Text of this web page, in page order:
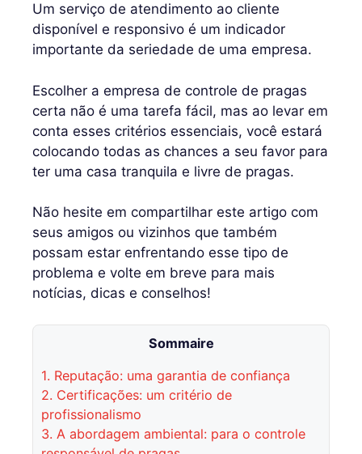
Um serviço de atendimento ao cliente
disponível e responsivo é um indicador
importante da seriedade de uma empresa.
Escolher a empresa de controle de pragas
certa não é uma tarefa fácil, mas ao levar em
conta esses critérios essenciais, você estará
colocando todas as chances a seu favor para
ter uma casa tranquila e livre de pragas.
Não hesite em compartilhar este artigo com
seus amigos ou vizinhos que também
possam estar enfrentando esse tipo de
problema e volte em breve para mais
notícias, dicas e conselhos!
Sommaire
1. Reputação: uma garantia de confiança
2. Certificações: um critério de
profissionalismo
3. A abordagem ambiental: para o controle